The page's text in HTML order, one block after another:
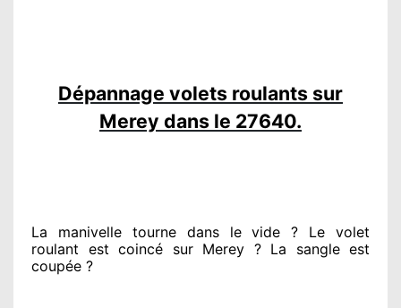
Dépannage volets roulants sur
Merey dans le 27640.
La manivelle tourne dans le vide ? Le volet
roulant est coincé sur Merey ? La sangle est
coupée ?